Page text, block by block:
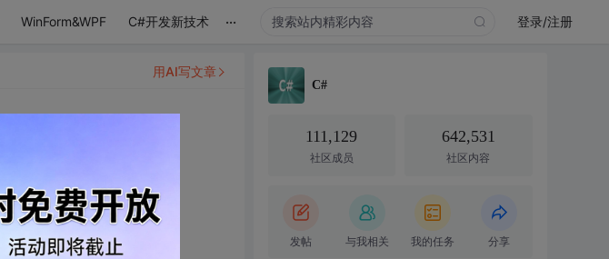
WinForm&WPF C#开发新技术 ... 登录/注册
用AI写文章
C#
111,129
社区成员
642,531
社区内容
发帖 与我相关 我的任务 分享